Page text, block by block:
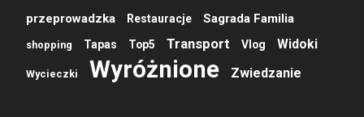
przeprowadzka Restauracje Sagrada Familia
shopping Tapas Top5 Transport Vlog Widoki
Wycieczki Wyróżnione Zwiedzanie